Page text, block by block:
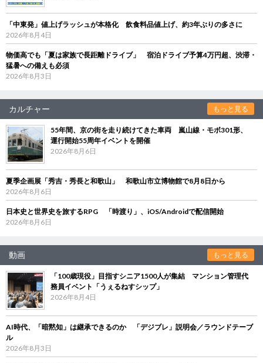
「中東発」値上げラッシュが本格化 飲食料品値上げ、約3年ぶりの多さに
2026年8月4日
物価高でも「夏は家族で長距離ドライブ」 宿泊ドライブ予算4万円超、渋滞・
猛暑への備えも必須
2026年8月3日
カルチャー もっと見る
55年間、京の街を走り続けてきた車両 嵐山線・モボ301形、
運行開始55周年イベントを開催
2026年8月6日
夏季企画展「秀吉・秀長と和歌山」 和歌山市立博物館で8月8日から
2026年8月6日
日本史と世界史を旅するRPG 「時渡り」、iOS/Androidで配信開始
2026年8月6日
動画 もっと見る
「100歳現役」目指すシニア1500人が集結 マンション管理代
務員イベント「うぇるねすシップ」
2026年8月4日
AI時代、「暗黙知」は継承できるのか 「デジブレ」説明会／ラウンドテーブ
ル
2026年8月3日